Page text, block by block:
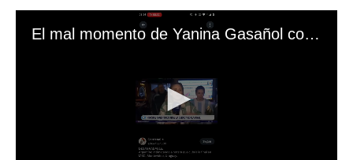
El mal momento de Yanina Gasañol con un hincha argentino en "Subrayado"